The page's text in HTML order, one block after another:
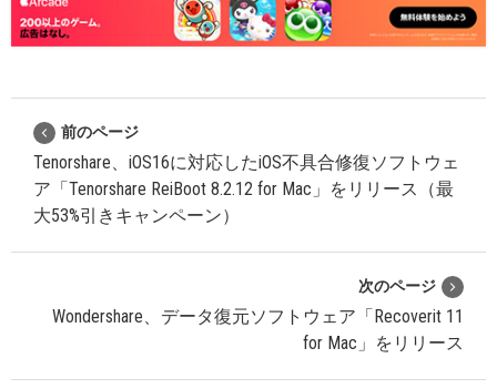
前のページ
Tenorshare、iOS16に対応したiOS不具合修復ソフトウェ
ア「Tenorshare ReiBoot 8.2.12 for Mac」をリリース（最
大53%引きキャンペーン）
次のページ
Wondershare、データ復元ソフトウェア「Recoverit 11
for Mac」をリリース